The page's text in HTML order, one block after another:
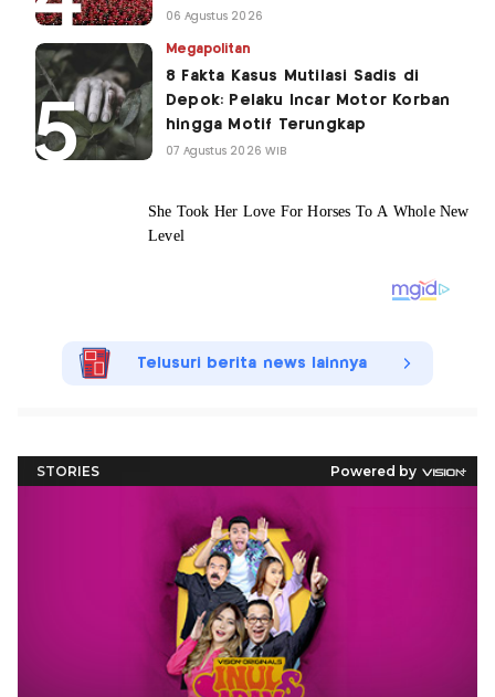
06 Agustus 2026
Megapolitan
8 Fakta Kasus Mutilasi Sadis di
Depok: Pelaku Incar Motor Korban
hingga Motif Terungkap
07 Agustus 2026 WIB
Telusuri berita news lainnya